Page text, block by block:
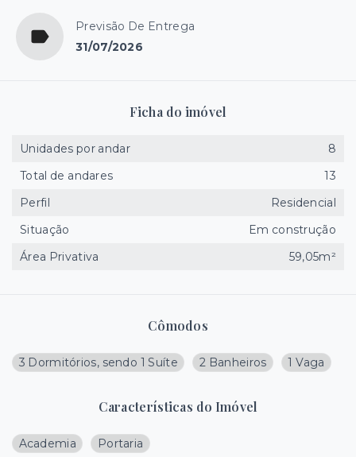
Previsão De Entrega
31/07/2026
Cômodos
3 Dormitórios, sendo 1 Suíte 2 Banheiros 1 Vaga
Características do Imóvel
Academia Portaria
Ficha do imóvel
Unidades por andar
8
Total de andares
13
Perfil
Residencial
Situação
Em construção
Área Privativa
59,05m²